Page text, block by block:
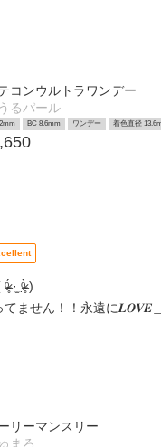
コンウルトラワンデー
るパール
BC 8.6mm ワンデー 着色直径
·̫ ᵒ̴̶̷̣̥̀ )
てません！！永遠に𝑳‌𝑶‌𝑽‌𝑬
リーマンスリー
まろ